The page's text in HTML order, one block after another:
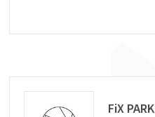
FiX PARK